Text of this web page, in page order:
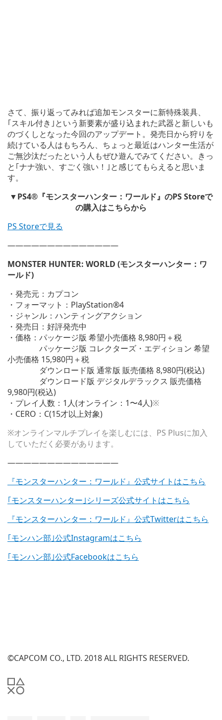
さて、振り返ってみれば追加モンスターに新特殊装具、
｢スキル付き｣という新要素が盛り込まれた武器と新しいも
のづくしとなった今回のアップデート。発売日から狩りを
続けている人はもちろん、ちょっと最近はハンター生活が
ご無沙汰だったという人もぜひ遊んでみてください。きっ
と｢ナナ強い、すごく強い！｣と感じてもらえると思いま
す。
▼PS4®『モンスターハンター：ワールド』のPS Storeで
の購入はこちらから
PS Storeで見る
——————————————
MONSTER HUNTER: WORLD (モンスターハンター：ワ
ールド)
・発売元：カプコン
・フォーマット：PlayStation®4
・ジャンル：ハンティングアクション
・発売日：好評発売中
・価格：パッケージ版 希望小売価格 8,980円＋税
パッケージ版 コレクターズ・エディション 希望
小売価格 15,980円＋税
ダウンロード版 通常版 販売価格 8,980円(税込)
ダウンロード版 デジタルデラックス 販売価格
9,980円(税込)
・プレイ人数：1人(オンライン：1〜4人)※
・CERO：C(15才以上対象)
※オンラインマルチプレイを楽しむには、PS Plusに加入
していただく必要があります。
——————————————
『モンスターハンター：ワールド』公式サイトはこちら
｢モンスターハンター｣シリーズ公式サイトはこちら
『モンスターハンター：ワールド』公式Twitterはこちら
｢モンハン部｣公式Instagramはこちら
｢モンハン部｣公式Facebookはこちら
©CAPCOM CO., LTD. 2018 ALL RIGHTS RESERVED.